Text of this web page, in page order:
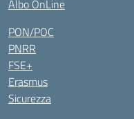
Albo OnLine
PON/POC
PNRR
FSE+
Erasmus
Sicurezza